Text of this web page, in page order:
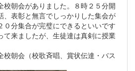
校朝会がありました。８時２５分開
、表彰と無言でしっかりした集会が
０分集合が完璧にできるといいです
て来ましたが、生徒達は真剣に授業
斉唱、賞状伝達・バス